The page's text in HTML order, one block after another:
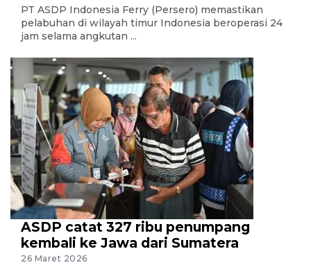
PT ASDP Indonesia Ferry (Persero) memastikan
pelabuhan di wilayah timur Indonesia beroperasi 24
jam selama angkutan ...
ASDP catat 327 ribu penumpang
kembali ke Jawa dari Sumatera
26 Maret 2026